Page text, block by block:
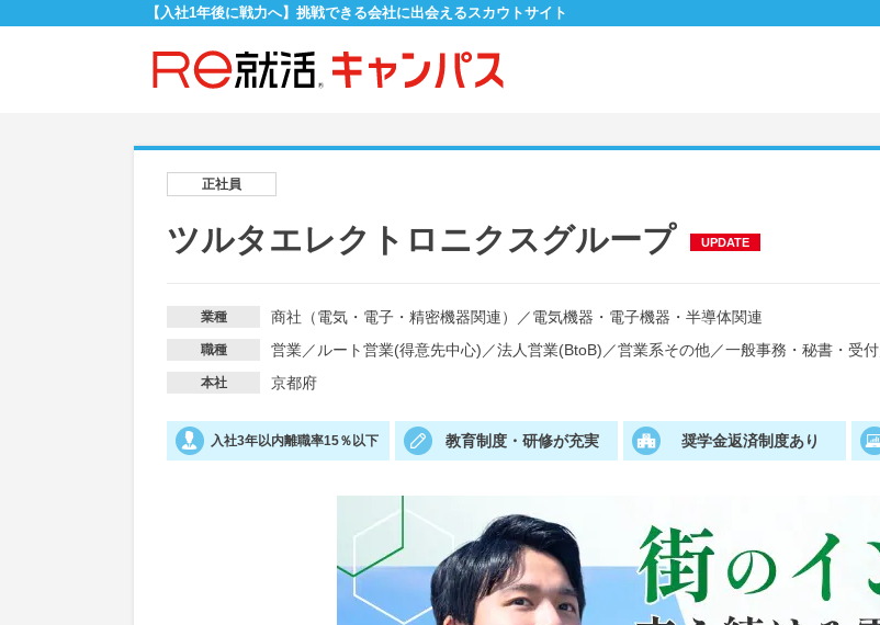
【入社1年後に戦力へ】挑戦できる会社に出会えるスカウトサイト
正社員
ツルタエレクトロニクスグループ UPDATE
業種 商社（電気・電子・精密機器関連） ／電気機器・電子機器・半導体関連
職種 営業／ ルート営業(得意先中心) ／法人営業(BtoB) ／営業系その他／一般事務・秘書・受付
本社 京都府
入社3年以内離職率15％以下 教育制度・研修が充実 奨学金返済制度あり